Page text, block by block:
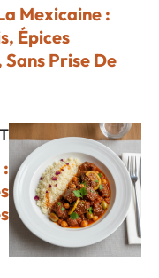
Mexicaine :
Épices
Prise De